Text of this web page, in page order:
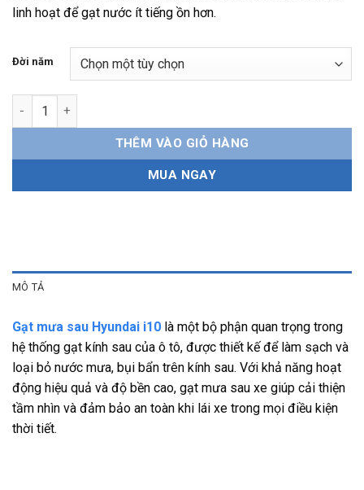
129.000 ₫.
linh hoạt để gạt nước ít tiếng ồn hơn.
Đời năm
Gạt mưa sau Hyundai i10 Chính hãng, bền bỉ, dễ lắp đặt số
THÊM VÀO GIỎ HÀNG
MUA NGAY
MÔ TẢ
Gạt mưa sau Hyundai i10 là một bộ phận quan trọng trong
hệ thống gạt kính sau của ô tô, được thiết kế để làm sạch và
loại bỏ nước mưa, bụi bẩn trên kính sau. Với khả năng hoạt
động hiệu quả và độ bền cao, gạt mưa sau xe giúp cải thiện
tầm nhìn và đảm bảo an toàn khi lái xe trong mọi điều kiện
thời tiết.